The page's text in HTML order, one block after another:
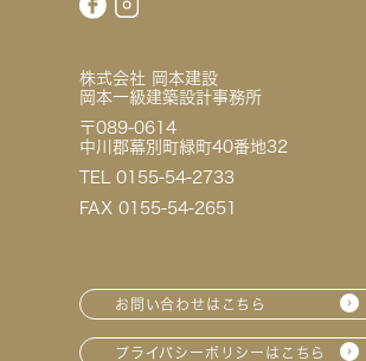
株式会社 岡本建設
岡本一級建築設計事務所
〒089-0614
中川郡幕別町緑町40番地32
TEL 0155-54-2733
FAX 0155-54-2651
お問い合わせはこちら
プライバシーポリシーはこちら